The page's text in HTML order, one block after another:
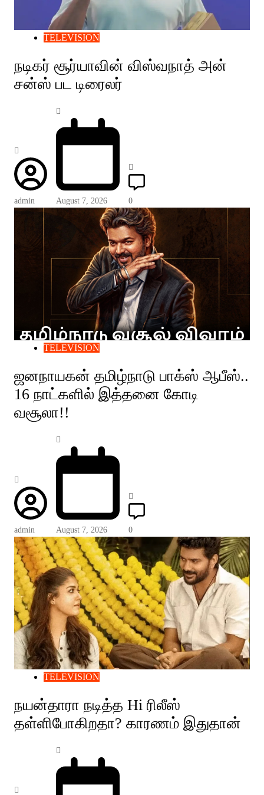
TELEVISION
நடிகர் சூர்யாவின் விஸ்வநாத் அன்
சன்ஸ் பட டிரைலர்
admin August 7, 2026 0
TELEVISION
ஜனநாயகன் தமிழ்நாடு பாக்ஸ் ஆபீஸ்..
16 நாட்களில் இத்தனை கோடி
வசூலா!!
admin August 7, 2026 0
TELEVISION
நயன்தாரா நடித்த Hi ரிலீஸ்
தள்ளிபோகிறதா? காரணம் இதுதான்